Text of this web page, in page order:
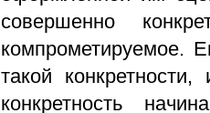
совершенно
компрометируемое.
такой
конкретность